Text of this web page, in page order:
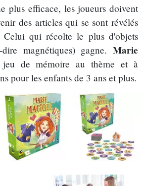
plus efficace, les joueurs doivent
des articles qui se sont révélés
Celui qui récolte le plus d'objets
dire magnétiques) gagne. Marie
de mémoire au thème et à
pour les enfants de 3 ans et plus.